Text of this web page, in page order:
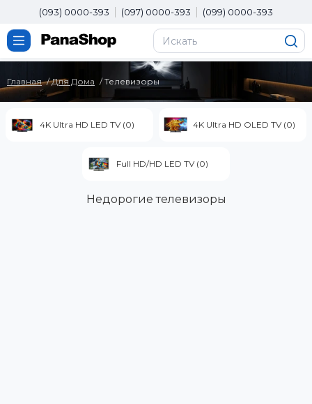
(093) 0000-393 (097) 0000-393 (099) 0000-393
Главная Для Дома Телевизоры
4K Ultra HD LED TV (0) 4K Ultra HD OLED TV (0)
Full HD/HD LED TV (0)
Недорогие телевизоры